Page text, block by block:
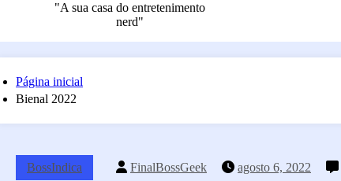
"A sua casa do entretenimento
nerd"
Página inicial
Bienal 2022
BossIndica FinalBossGeek agosto 6, 2022